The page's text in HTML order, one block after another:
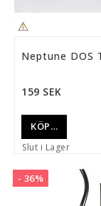
Neptune DOS
159 SEK
Slut i Lager
KÖP…
- 36%